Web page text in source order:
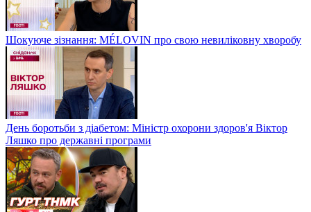
Шокуюче зізнання: MÉLOVIN про свою невиліковну хворобу
День боротьби з діабетом: Міністр охорони здоров'я Віктор
Ляшко про державні програми